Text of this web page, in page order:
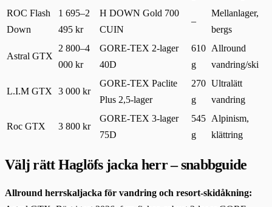
ROC Flash
Down
1 695–2
495 kr
H DOWN Gold 700
CUIN
–
Mellanlager,
bergs
Astral GTX
2 800–4
000 kr
GORE-TEX 2-lager
40D
610
g
Allround
vandring/ski
L.I.M GTX 3 000 kr
GORE-TEX Paclite
Plus 2,5-lager
270
g
Ultralätt
vandring
Roc GTX 3 800 kr
GORE-TEX 3-lager
75D
545
g
Alpinism,
klättring
Välj rätt Haglöfs jacka herr – snabbguide
Allround herrskaljacka för vandring och resort-skidåkning: